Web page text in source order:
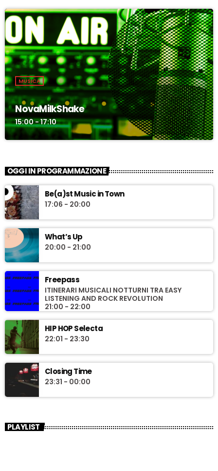
MUSICA
NovaMilkShake
15:00 - 17:10
OGGI IN PROGRAMMAZIONE
Be(a)st Music in Town
17:06 - 20:00
What’s Up
20:00 - 21:00
Freepass
ITINERARI MUSICALI NOTTURNI TRA EASY
LISTENING AND ROCK REVOLUTION
21:00 - 22:00
HIP HOP Selecta
22:01 - 23:30
Closing Time
23:31 - 00:00
PLAYLIST